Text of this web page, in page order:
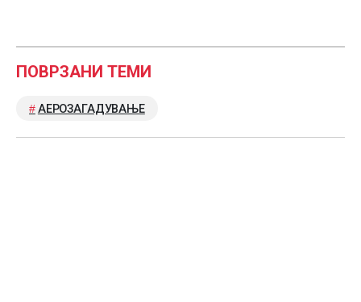
ПОВРЗАНИ ТЕМИ
АЕРОЗАГАДУВАЊЕ